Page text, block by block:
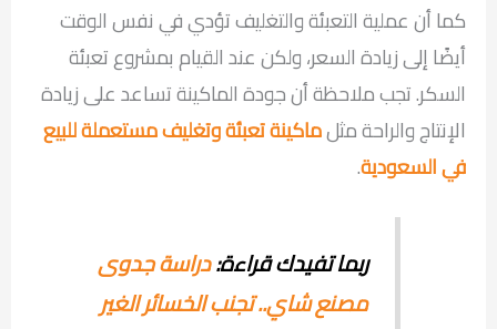
كما أن عملية التعبئة والتغليف تؤدي في نفس الوقت
أيضًا إلى زيادة السعر، ولكن عند القيام بمشروع تعبئة
السكر. تجب ملاحظة أن جودة الماكينة تساعد على زيادة
الإنتاج والراحة مثلماكينة تعبئة وتغليف مستعملة للبيع
في السعودية.
ربما تفيدك قراءة:دراسة جدوى
مصنع شاي.. تجنب الخسائر الغير